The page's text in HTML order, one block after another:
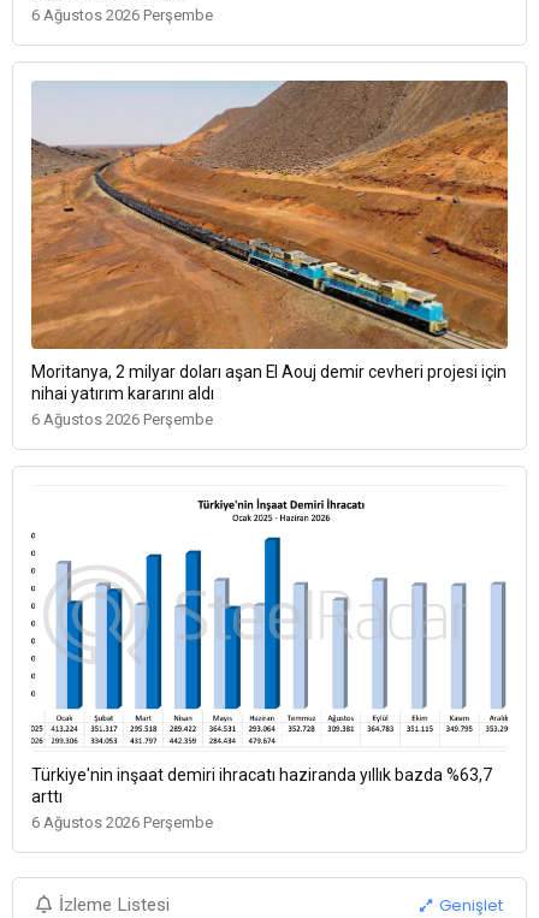
6 Ağustos 2026 Perşembe
Moritanya, 2 milyar doları aşan El Aouj demir cevheri projesi için
nihai yatırım kararını aldı
6 Ağustos 2026 Perşembe
Türkiye'nin inşaat demiri ihracatı haziranda yıllık bazda %63,7
arttı
6 Ağustos 2026 Perşembe
İzleme Listesi Genişlet